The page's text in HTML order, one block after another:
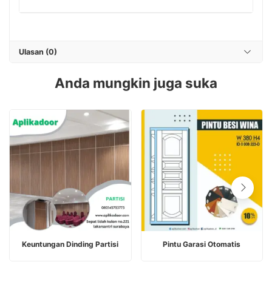
Ulasan (0)
Anda mungkin juga suka
BACA SELENGKAPNYA
Keuntungan Dinding Partisi BACA SELENGKAPNYA
Pintu Garasi Otomatis